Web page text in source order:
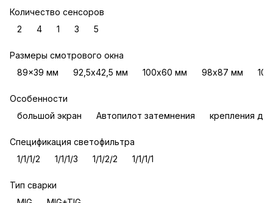
Количество сенсоров
2
4 1 3 5
Размеры смотрового окна
89x39 мм
92,5х42,5 мм 100х60 мм 98х87 мм
Особенности
большой экран
Автопилот затемнения крепления
Спецификация светофильтра
1/1/1/2
1/1/1/3 1/1/2/2 1/1/1/1
Тип сварки